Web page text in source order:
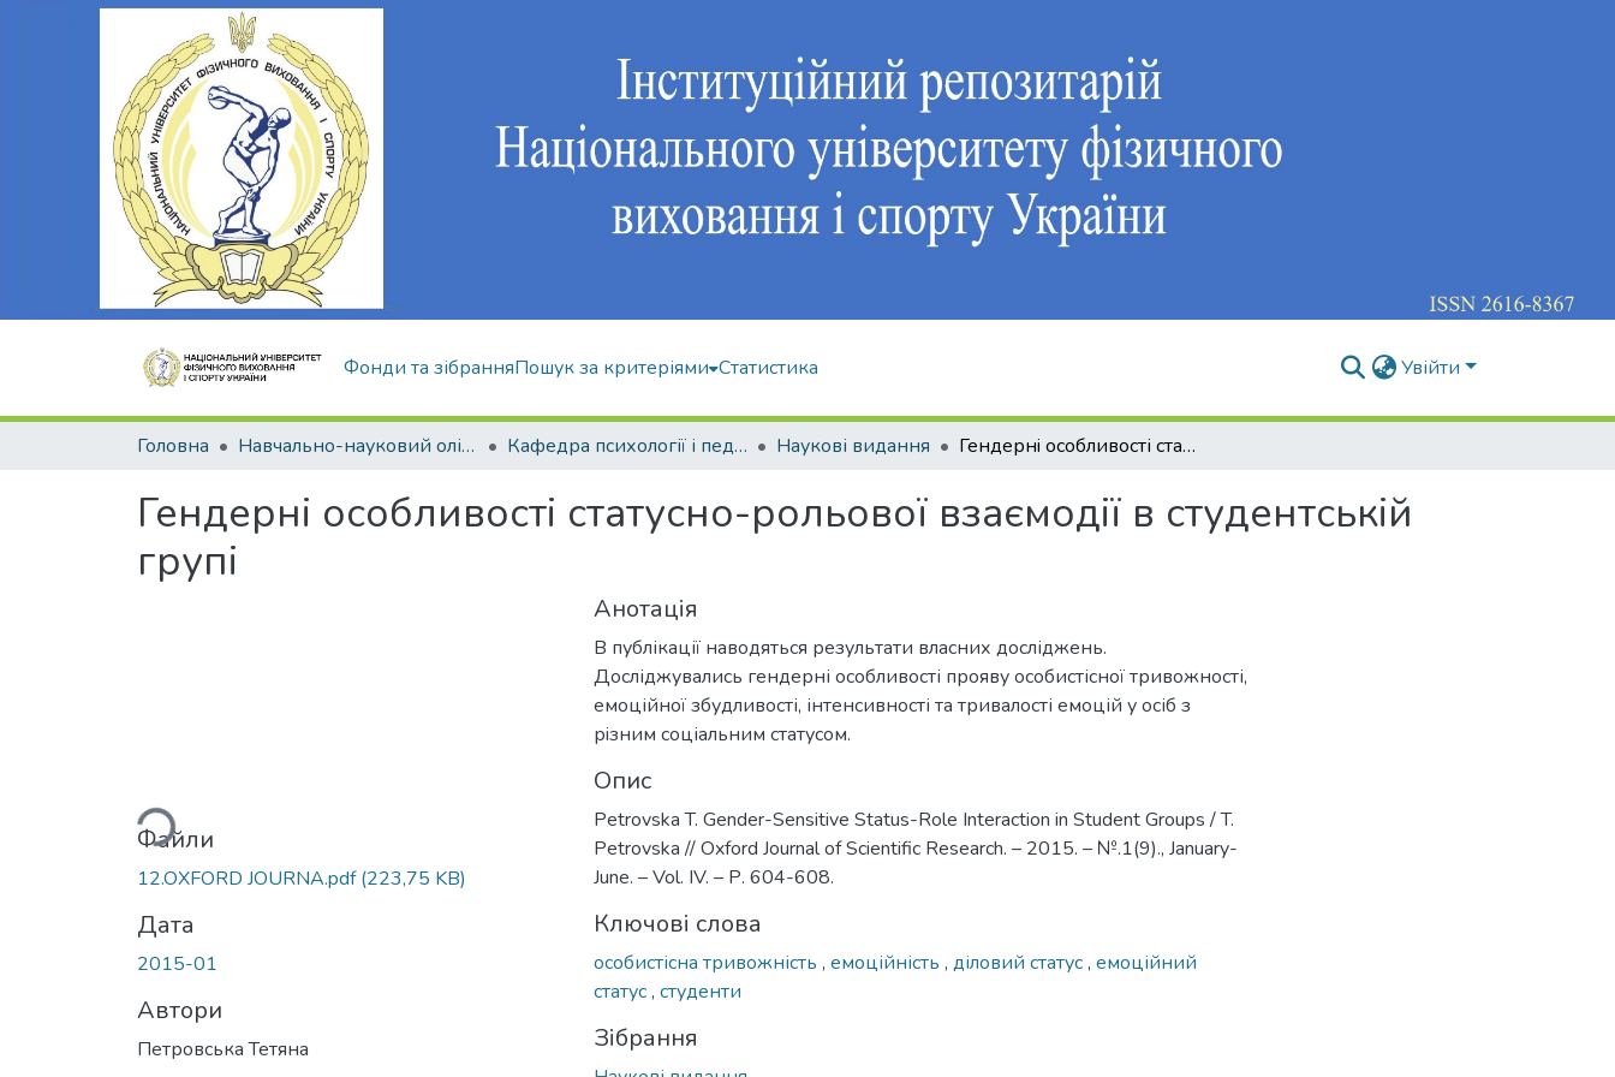
Фонди та зібранняПошук за критеріями Статистика Увійти
Головна Навчально-науковий олімпійський інститут Кафедра психології і педагогіки Наукові видання Гендернi особливості статусно-рольової взаємодії в студентській групі
Гендернi особливості статусно-рольової взаємодії в студентській
групі
Вантажиться...
Файли
12.OXFORD JOURNA.pdf(223,75 KB)
Дата
2015-01
Автори
Петровська Тетяна
Анотація
В публікації наводяться результати власних досліджень.
Досліджувались гендерні особливості прояву особистісної тривожності,
емоційної збудливості, інтенсивності та тривалості емоцій у осіб з
рiзним соціальним статусом.
Опис
Petrovska T. Gender-Sensitive Status-Role Interaction in Student Groups / T.
Petrovska // Oxford Journal of Scientific Research. – 2015. – №.1(9)., January-
June. – Vol. ІV. – Р. 604-608.
Ключові слова
особистісна тривожність , емоційність , діловий статус, емоційний
статус, студенти
Зібрання